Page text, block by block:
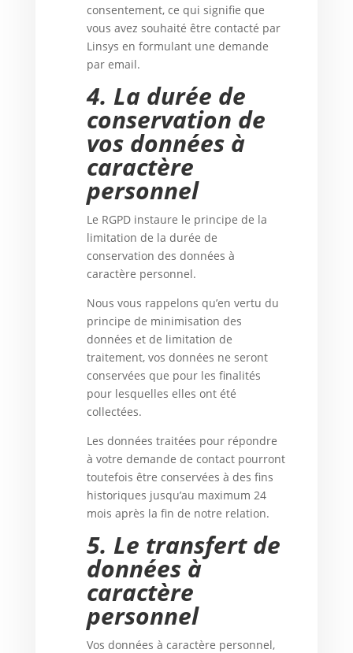
consentement, ce qui signifie que
vous avez souhaité être contacté par
Linsys en formulant une demande
par email.
4. La durée de
conservation de
vos données à
caractère
personnel
Le RGPD instaure le principe de la
limitation de la durée de
conservation des données à
caractère personnel.
Nous vous rappelons qu’en vertu du
principe de minimisation des
données et de limitation de
traitement, vos données ne seront
conservées que pour les finalités
pour lesquelles elles ont été
collectées.
Les données traitées pour répondre
à votre demande de contact pourront
toutefois être conservées à des fins
historiques jusqu’au maximum 24
mois après la fin de notre relation.
5. Le transfert de
données à
caractère
personnel
Vos données à caractère personnel,